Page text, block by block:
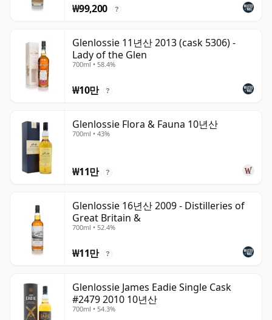
₩99,200 ?
Glenlossie 11년산 2013 (cask 5306) -
Lady of the Glen
700ml • 58.4%
₩10만 ?
Glenlossie Flora & Fauna 10년산
700ml • 43%
₩11만 ?
Glenlossie 16년산 2009 - Distilleries of
Great Britain &
700ml • 52.4%
₩11만 ?
Glenlossie James Eadie Single Cask
#2479 2010 10년산
700ml • 54.3%